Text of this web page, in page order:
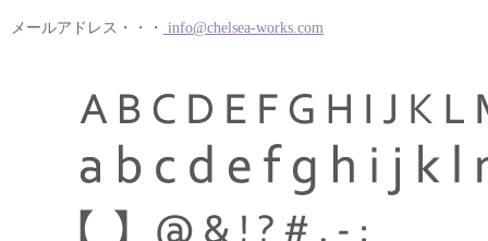
メールアドレス・・・ info@chelsea-works.com